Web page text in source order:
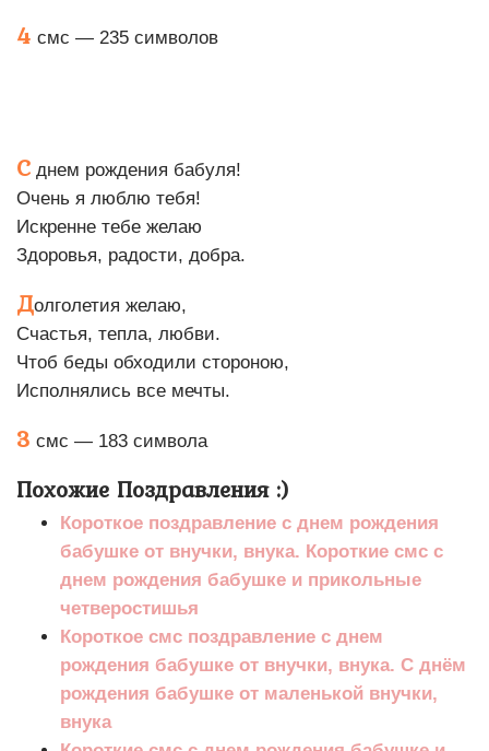
4 смс — 235 символов
С днем рождения бабуля!
Очень я люблю тебя!
Искренне тебе желаю
Здоровья, радости, добра.
Долголетия желаю,
Счастья, тепла, любви.
Чтоб беды обходили стороною,
Исполнялись все мечты.
3 смс — 183 символа
Похожие Поздравления :)
Короткое поздравление с днем рождения
бабушке от внучки, внука. Короткие смс с
днем рождения бабушке и прикольные
четверостишья
Короткое смс поздравление с днем
рождения бабушке от внучки, внука. С днём
рождения бабушке от маленькой внучки,
внука